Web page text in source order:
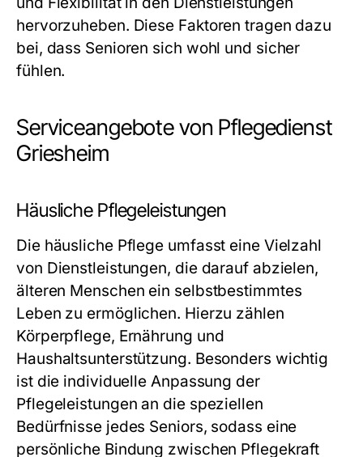
hervorzuheben. Diese Faktoren tragen dazu
bei, dass Senioren sich wohl und sicher
fühlen.
Serviceangebote von Pflegedienst
Griesheim
Häusliche Pflegeleistungen
Die häusliche Pflege umfasst eine Vielzahl
von Dienstleistungen, die darauf abzielen,
älteren Menschen ein selbstbestimmtes
Leben zu ermöglichen. Hierzu zählen
Körperpflege, Ernährung und
Haushaltsunterstützung. Besonders wichtig
ist die individuelle Anpassung der
Pflegeleistungen an die speziellen
Bedürfnisse jedes Seniors, sodass eine
persönliche Bindung zwischen Pflegekraft